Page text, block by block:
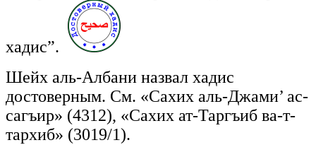
хадис”.
Шейх аль-Албани назвал хадис
достоверным. См. «Сахих аль-Джами’ ас-
сагъир» (4312), «Сахих ат-Таргъиб ва-т-
тархиб» (3019/1).